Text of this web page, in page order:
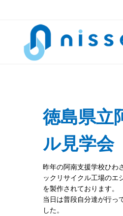
徳島県
ル見学会
昨年の阿南支援学校ひわ
ックリサイクル工場のエ
を製作されております。
当日は普段自分達が行っ
した。